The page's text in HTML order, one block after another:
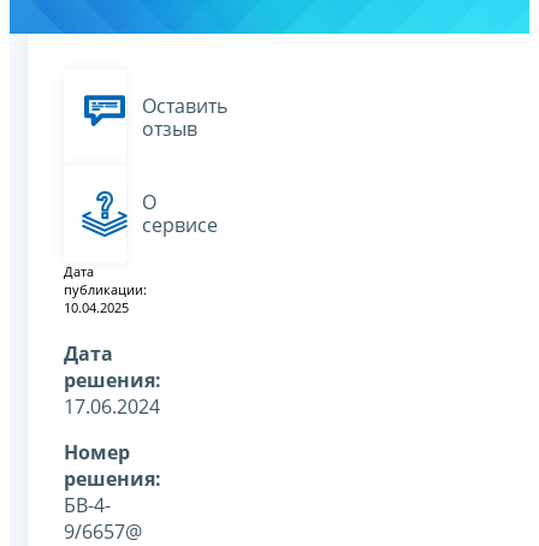
Оставить
отзыв
О
сервисе
Дата
публикации:
10.04.2025
Дата
решения:
17.06.2024
Номер
решения:
БВ-4-
9/6657@